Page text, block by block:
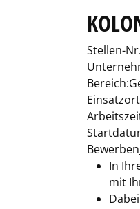
Stellen-
Bewerben
In
mit